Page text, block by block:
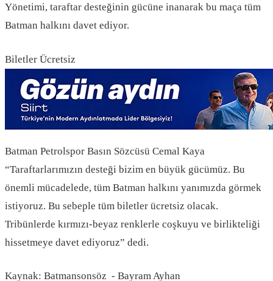
Yönetimi, taraftar desteğinin gücüne inanarak bu maça tüm
Batman halkını davet ediyor.
Biletler Ücretsiz
Batman Petrolspor Basın Sözcüsü Cemal Kaya
“Taraftarlarımızın desteği bizim en büyük gücümüz. Bu
önemli mücadelede, tüm Batman halkını yanımızda görmek
istiyoruz. Bu sebeple tüm biletler ücretsiz olacak.
Tribünlerde kırmızı-beyaz renklerle coşkuyu ve birlikteliği
hissetmeye davet ediyoruz” dedi.
Kaynak: Batmansonsöz - Bayram Ayhan